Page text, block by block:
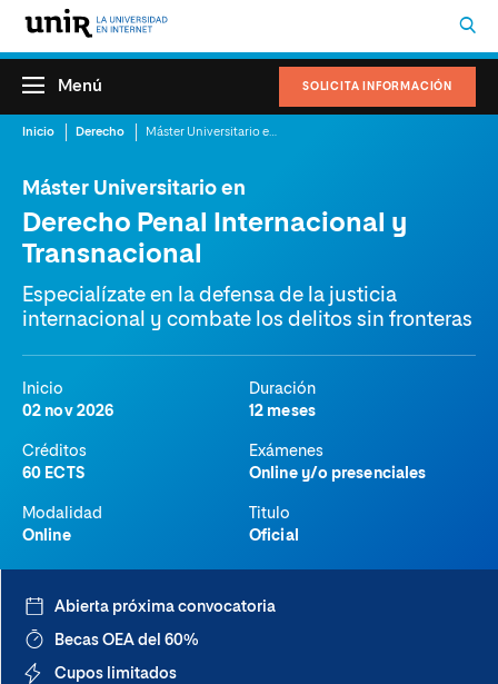
SOLICITA INFORMACIÓN
Menú
Inicio Derecho
Máster Universitario en
Derecho Penal Internacional y
Transnacional
Especialízate en la defensa de la justicia
internacional y combate los delitos sin fronteras
Inicio
02 nov 2026
Duración
12 meses
Créditos
60 ECTS
Exámenes
Online y/o presenciales
Modalidad
Online
Titulo
Oficial
Abierta próxima convocatoria
Becas OEA del 60%
Cupos limitados